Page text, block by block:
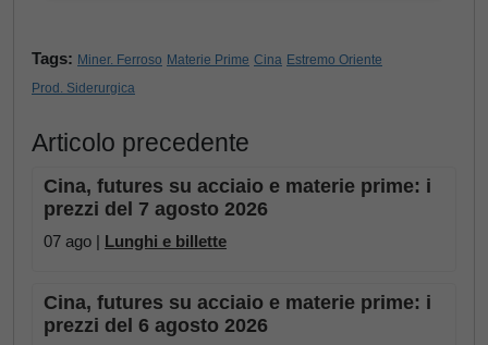
Tags: Miner. Ferroso Materie Prime Cina Estremo Oriente
Prod. Siderurgica
Articolo precedente
Cina, futures su acciaio e materie prime: i
prezzi del 7 agosto 2026
07 ago | Lunghi e billette
Cina, futures su acciaio e materie prime: i
prezzi del 6 agosto 2026